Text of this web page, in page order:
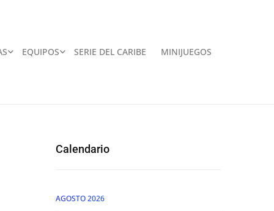
EQUIPOS SERIE DEL CARIBE MINIJUEGOS
Calendario
AGOSTO 2026